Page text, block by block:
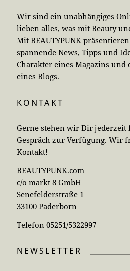
Wir sind ein unabhängiges
lieben alles, was mit Beauty
Mit BEAUTYPUNK
spannende News, Tipps und
Charakter eines Magazins und
eines Blogs.
KONTAKT
Gerne stehen wir Dir jederzeit
Gespräch zur Verfügung. Wir
Kontakt!
BEAUTYPUNK.com
c/o markt 8 GmbH
Senefelderstraße 1
33100 Paderborn
Telefon 05251/5322997
NEWSLETTER